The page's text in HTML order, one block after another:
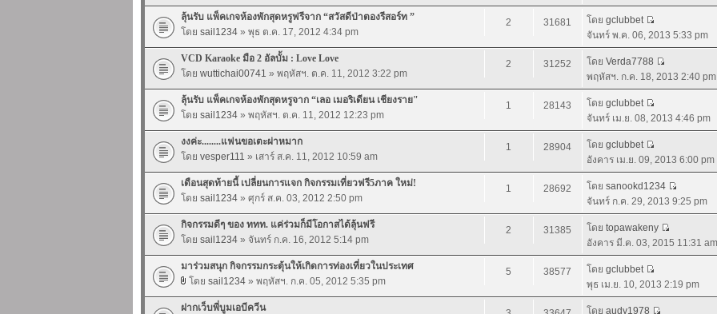
ลุ้นรับ แพ็คเกจห้องพักสุดหรูฟรีจาก “สวัสดีป่าตองรีสอร์ท ”
โดย sail1234 » พุธ ต.ค. 17, 2012 4:34 pm
2 31681 โดย gclubbet
จันทร์ พ.ค. 06, 2013 5:33 pm
VCD Karaoke มือ 2 อัลบั้ม : Love Love
โดย wuttichai00741 » พฤหัสฯ. ต.ค. 11, 2012 3:22 pm
2 31252 โดย Verda7788
พฤหัสฯ. ก.ค. 18, 2013 2:40 pm
ลุ้นรับ แพ็คเกจห้องพักสุดหรูจาก “เลอ เมอริเดียน เชียงราย"
โดย sail1234 » พฤหัสฯ. ต.ค. 11, 2012 12:23 pm
1 28143 โดย gclubbet
จันทร์ เม.ย. 08, 2013 4:46 pm
งงค่ะ........แฟนขอเตะผ่าหมาก
โดย vesper111 » เสาร์ ส.ค. 11, 2012 10:59 am
1 28904 โดย gclubbet
อังคาร เม.ย. 09, 2013 6:00 pm
เดือนสุดท้ายนี้ เปลี่ยนการแจก กิจกรรมเที่ยวฟรี5ภาค ใหม่!
โดย sail1234 » ศุกร์ ส.ค. 03, 2012 2:50 pm
1 28692 โดย sanookd1234
จันทร์ ก.ค. 29, 2013 9:25 pm
กิจกรรมดีๆ ของ ททท. แค่ร่วมก็มีโอกาสได้ลุ้นฟรี
โดย sail1234 » จันทร์ ก.ค. 16, 2012 5:14 pm
2 31385 โดย topawakeny
อังคาร มี.ค. 03, 2015 11:31 am
มาร่วมสนุก กิจกรรมกระตุ้นให้เกิดการท่องเที่ยวในประเทศ
โดย sail1234 » พฤหัสฯ. ก.ค. 05, 2012 5:35 pm
5 38577 โดย gclubbet
พุธ เม.ย. 10, 2013 2:19 pm
ฝากเว็บพี่บูมเอบีควีน
โดย audy1978